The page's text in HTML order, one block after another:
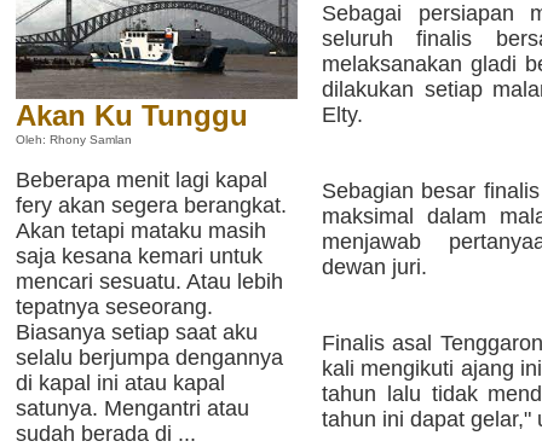
Akan Ku Tunggu
Oleh: Rhony Samlan
Beberapa menit lagi kapal
fery akan segera berangkat.
Akan tetapi mataku masih
saja kesana kemari untuk
mencari sesuatu. Atau lebih
tepatnya seseorang.
Biasanya setiap saat aku
selalu berjumpa dengannya
di kapal ini atau kapal
satunya. Mengantri atau
sudah berada di ...
Sebagai persiapan
seluruh finalis
melaksanakan gladi
dilakukan setiap
Elty.
Sebagian besar
maksimal dalam
menjawab
dewan juri.
Finalis asal
kali mengikuti ajang
tahun lalu tidak
tahun ini dapat gelar,"